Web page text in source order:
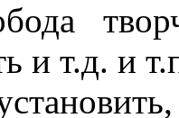
и т.д. и